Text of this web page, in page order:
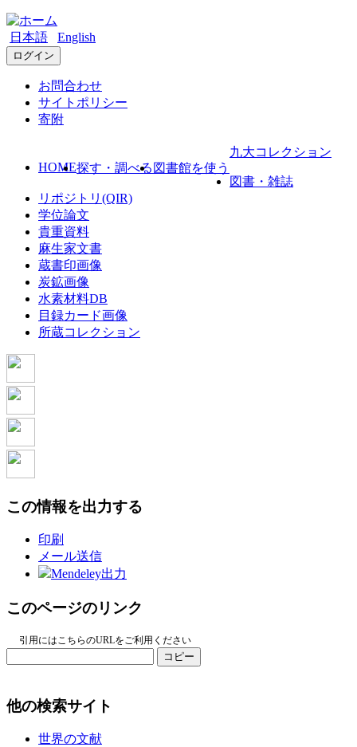
日本語 English
ログイン
お問合わせ
サイトポリシー
寄附
HOME探す・調べる 図書館を使う
九大コレクション
図書・雑誌
リポジトリ(QIR)
学位論文
貴重資料
麻生家文書
蔵書印画像
炭鉱画像
水素材料DB
目録カード画像
所蔵コレクション
この情報を出力する
印刷
メール送信
Mendeley出力
このページのリンク
引用にはこちらのURLをご利用ください
コピー
他の検索サイト
世界の文献